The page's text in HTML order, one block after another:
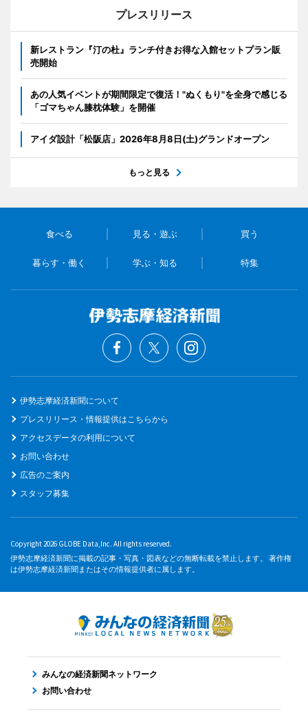
プレスリリース
新レストラン『汀の杜』ランチ付きお得な入館セットプラン販
売開始
あの人気イベントが期間限定で復活！"ぬくもり"を全身で感じる
「ゴマちゃん膝枕体験」を開催
アイダ設計「松阪店」2026年8月8日(土)グランドオープン
もっと見る
食べる 見る・遊ぶ 買う
暮らす・働く 学ぶ・知る 特集
伊勢志摩経済新聞について
プレスリリース・情報提供はこちらから
アクセスデータの利用について
お問い合わせ
広告のご案内
スタッフ募集
Copyright 2026 GLOBE Data,Inc. All rights reserved.
伊勢志摩経済新聞に掲載の記事・写真・図表などの無断転載を禁止します。 著作権
は伊勢志摩経済新聞またはその情報提供者に属します。
みんなの経済新聞ネットワーク
お問い合わせ